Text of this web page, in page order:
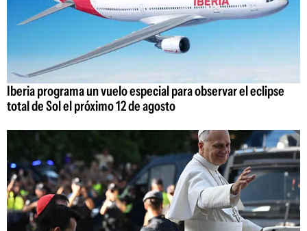
Iberia programa un vuelo especial para observar el eclipse
total de Sol el próximo 12 de agosto